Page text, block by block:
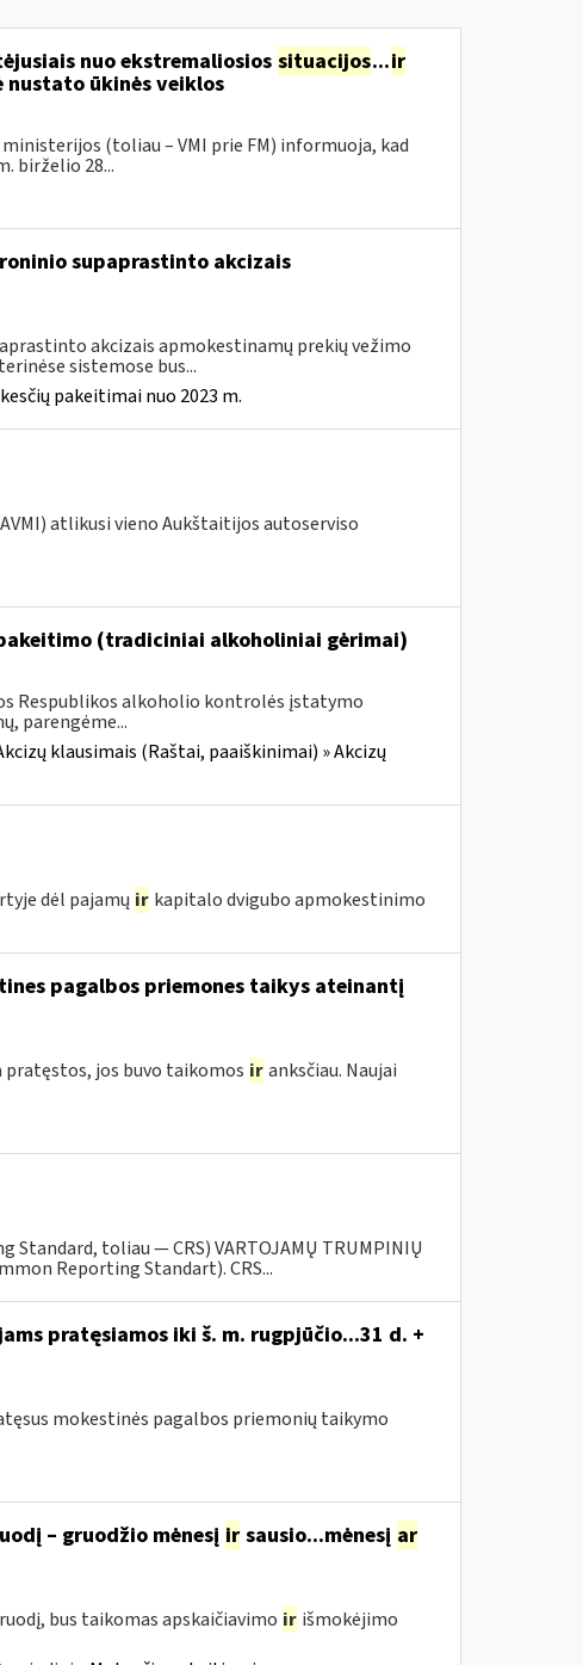
nuo ekstremaliosios situacijos...ir
nustato ūkinės veiklos
(toliau – VMI prie FM) informuoja, kad
birželio 28...
supaprastinto akcizais
akcizais apmokestinamų prekių vežimo
sistemose bus...
pakeitimai nuo 2023 m.
atlikusi vieno Aukštaitijos autoserviso
(tradiciniai alkoholiniai gėrimai)
Respublikos alkoholio kontrolės įstatymo
parengėme...
klausimais (Raštai, paaiškinimai) » Akcizų
dėl pajamų ir kapitalo dvigubo apmokestinimo
pagalbos priemones taikys ateinantį
pratęstos, jos buvo taikomos ir anksčiau. Naujai
toliau — CRS) VARTOJAMŲ TRUMPINIŲ
Reporting Standart). CRS...
pratęsiamos iki š. m. rugpjūčio...31 d. +
mokestinės pagalbos priemonių taikymo
– gruodžio mėnesį irsausio...mėnesį ar
bus taikomas apskaičiavimo ir išmokėjimo